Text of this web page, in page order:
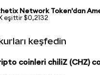
Network Token'dan
eşittir $0,2132
keşfedin
coinleri chiliZ (CHZ)